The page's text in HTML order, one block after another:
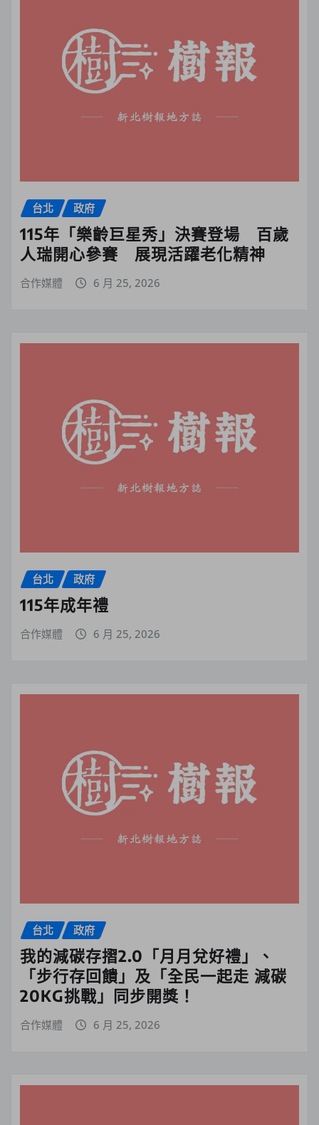
台北 政府
115年「樂齡巨星秀」決賽登場 百歲
人瑞開心參賽 展現活躍老化精神
合作媒體 6 月 25, 2026
台北 政府
115年成年禮
合作媒體 6 月 25, 2026
台北 政府
我的減碳存摺2.0「月月兌好禮」、
「步行存回饋」及「全民一起走 減碳
20KG挑戰」同步開獎！
合作媒體 6 月 25, 2026